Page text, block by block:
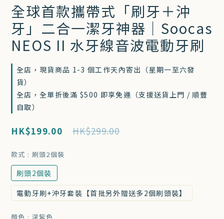
1
0
0
全球首款攜帶式「刷牙＋沖
牙」二合一潔牙神器｜Soocas
NEOS II 水牙線音波電動牙刷
全店，現貨商品 1-3 個工作天內寄出（星期一至六發
貨）
全店，全單折後滿 $500 即享免運（支援送貨上門 / 順豐
自取）
HK$299.00
HK$199.00
款式 : 刷頭2個裝
刷頭2個裝
電動牙刷+沖牙套裝【首批另外贈送多2個刷頭裝】
顏色 : 深紫色